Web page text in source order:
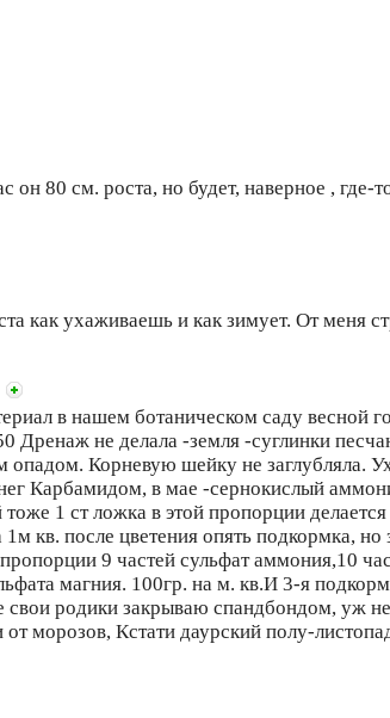
он 80 см. роста, но будет, наверное , где-
как ухаживаешь и как зимует. От меня
в нашем ботаническом саду весной
Дренаж не делала -земля -суглинки
Корневую шейку не заглубляла.
Карбамидом, в мае -сернокислый
1 ст ложка в этой пропорции
кв. после цветения опять подкормка, но
9 частей сульфат аммония,10
магния. 100гр. на м. кв.И 3-я
родики закрываю спандбондом, уж
морозов, Кстати даурский полу-